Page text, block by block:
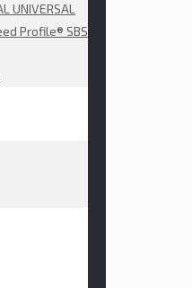
UNIVERSAL
Profile® SBS